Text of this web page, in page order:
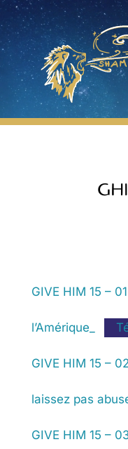
Lecteur
vidéo
GIVE HIM 15 –
l’Amérique_
GIVE HIM 15 –
laissez pas
GIVE HIM 15 –